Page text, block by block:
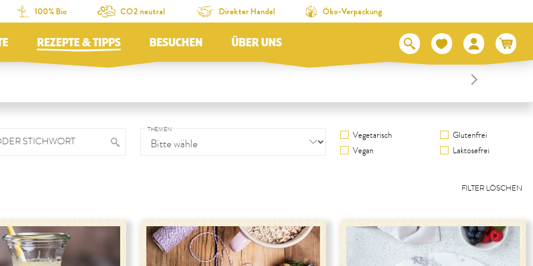
100% Bio CO2 neutral Direkter Handel Öko-Verpackung
REZEPTE & TIPPS BESUCHEN ÜBER UNS
STICHWORT
THEMEN
Vegetarisch
Vegan
Glutenfrei
Laktosefrei
FILTER LÖSCHEN